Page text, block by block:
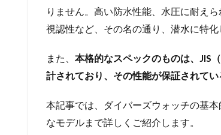
りません。高い防水性能、水圧に耐え
視認性など、その名の通り、潜水に特化
また、 本格的なスペックのものは、JIS
計されており、その性能が保証されてい
本記事では、ダイバーズウォッチの基
なモデルまで詳しくご紹介します。